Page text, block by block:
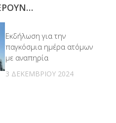
Εκδήλωση για την
παγκόσμια ημέρα ατόμων
με αναπηρία
3 ΔΕΚΕΜΒΡΊΟΥ 2024